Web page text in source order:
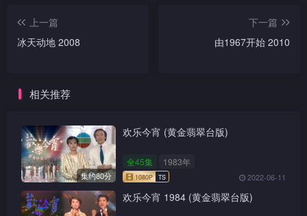
上一篇
冰天动地 2008
下一篇
由1967开始 2010
相关推荐
集约80分
欢乐今宵 (黄金翡翠台版)
全45集 1983年
2022-06-11
欢乐今宵 1984 (黄金翡翠台版)